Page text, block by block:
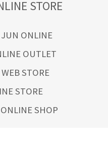
STORE
ONLINE
OUTLET
STORE
STORE
SHOP